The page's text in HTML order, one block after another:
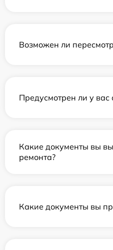
Возможен ли
Предусмотрен ли у вас
Какие документы вы
ремонта?
Какие документы вы